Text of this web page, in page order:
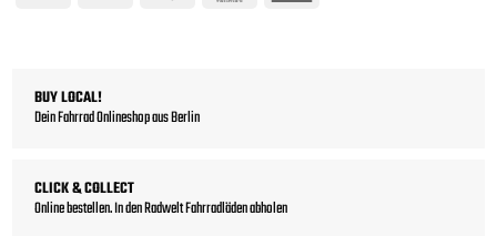
BUY LOCAL!
Dein Fahrrad Onlineshop aus Berlin
CLICK & COLLECT
Online bestellen. In den Radwelt Fahrradläden abholen